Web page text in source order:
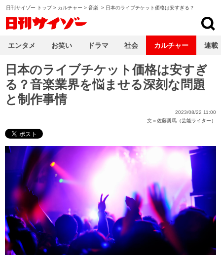
日刊サイゾー トップ> カルチャー > 音楽 > 日本のライブチケット価格は安すぎる？
日本のライブチケット価格は安すぎ
る？音楽業界を悩ませる深刻な問題
と制作事情
2023/08/22 11:00
文＝佐藤勇馬（芸能ライター）
エンタメ お笑い ドラマ 社会 カルチャー 連載